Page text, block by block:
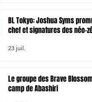
BL Tokyo: Joshua Syms
chef et signatures des néo-
23 juil.
Le groupe des Brave
camp de Abashiri